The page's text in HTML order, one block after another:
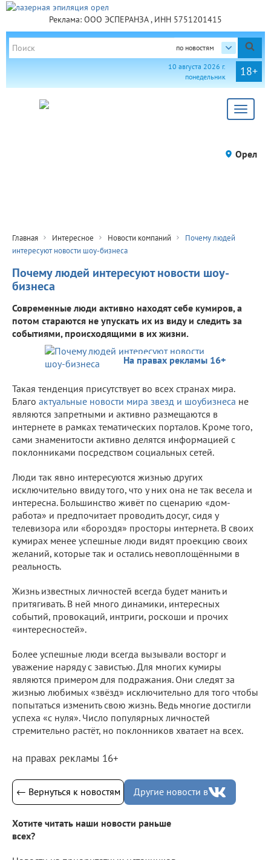
Реклама: ООО ЭСПЕРАНЗА , ИНН 5751201415
по новостям
18+
10 августа 2026 г.
понедельник
Toggle
Орел
Главная Интересное Новости компаний
Почему людей
интересуют новости шоу-бизнеса
Почему людей интересуют новости шоу-
бизнеса
Современные люди активно находят себе кумиров, а
потом стараются не упускать их из виду и следить за
событиями, происходящими в их жизни.
На правах рекламы 16+
Такая тенденция присутствует во всех странах мира.
Благо актуальные новости мира звезд и шоубизнеса не
являются запретными и активно размещаются в
интернете в рамках тематических порталов. Кроме того,
сами знаменитости активно делятся информацией с
поклонниками посредством социальных сетей.
Люди так явно интересуются жизнью других
исключительно ввиду того, что у них она не так весела и
интересна. Большинство живёт по сценарию «дом-
работа» и предпочитает проводить досуг, сидя у
телевизора или «бороздя» просторы интернета. В своих
кумирах менее успешные люди видят проекцию своих
желаний, которые так и остались невоплощёнными в
реальность.
Жизнь известных личностей всегда будет манить и
притягивать. В ней много динамики, интересных
событий, провокаций, интриги, роскоши и прочих
«интересностей».
Более успешные люди всегда вызывали восторг и
уважение наряду с завистью. Для многих кумиры
являются примером для подражания. Они следят за
жизнью любимых «звёзд» исключительно для того чтобы
попытаться изменить свою жизнь. Ведь многие достигли
успеха «с нуля». Число популярных личностей
стремительно растёт, но поклонников хватает на всех.
на правах рекламы 16+
← Вернуться к новостям Другие новости в
Хотите читать наши новости раньше
всех?